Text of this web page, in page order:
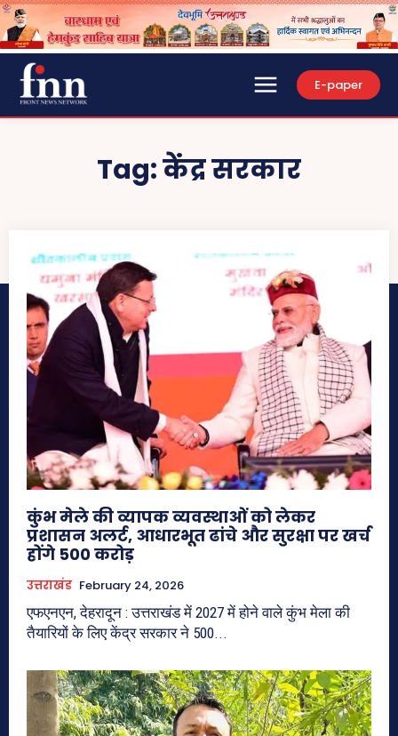
E-paper
Tag:केंद्र सरकार
कुंभ मेले की व्यापक व्यवस्थाओं को लेकर
प्रशासन अलर्ट, आधारभूत ढांचे और सुरक्षा पर खर्च
होंगे 500 करोड़
उत्तराखंड February 24, 2026
एफएनएन, देहरादून : उत्तराखंड में 2027 में होने वाले कुंभ मेला की
तैयारियों के लिए केंद्र सरकार ने 500...